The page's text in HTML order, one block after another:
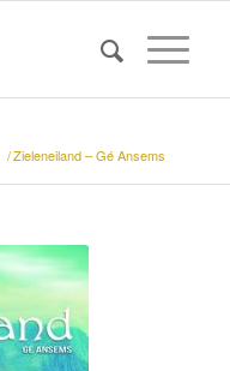
/Zieleneiland – Gé Ansems